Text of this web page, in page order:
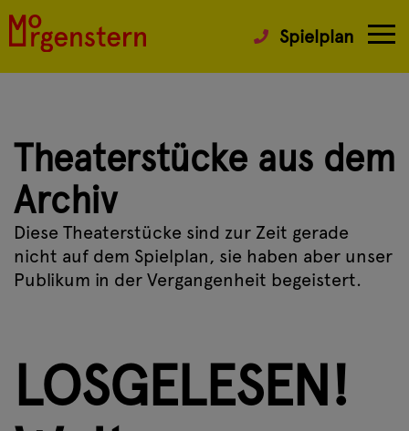
Spielplan
Theaterstücke aus dem
Archiv
Diese Theaterstücke sind zur Zeit gerade
nicht auf dem Spielplan, sie haben aber unser
Publikum in der Vergangenheit begeistert.
LOSGELESEN!